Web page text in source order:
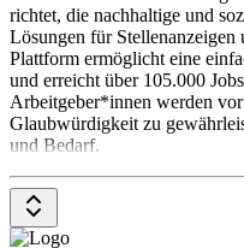
richtet, die nachhaltige und
Lösungen für
Plattform ermöglicht eine
und erreicht über 105.000
Arbeitgeber*innen werden
Glaubwürdigkeit zu
und Bedarf.